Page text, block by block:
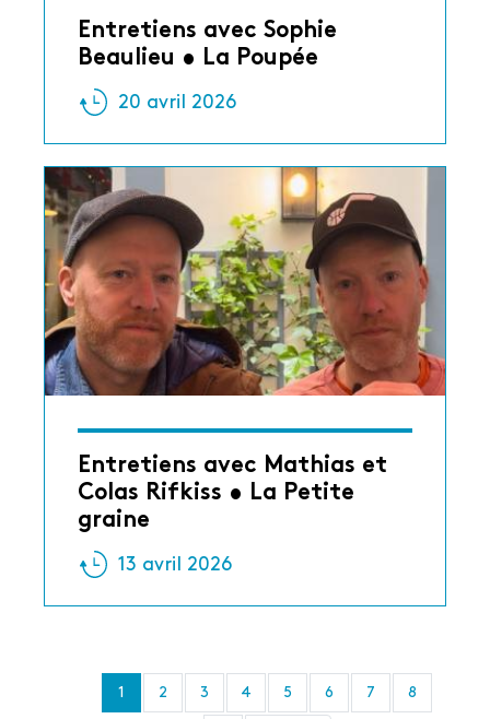
Entretiens avec Sophie
Beaulieu • La Poupée
20 avril 2026
Entretiens avec Mathias et
Colas Rifkiss • La Petite
graine
13 avril 2026
Pagination
Page
1 Page
2 Page
3 Page
4 Page
5 Page
6 Page
7 Page
8